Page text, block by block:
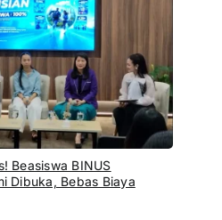
Beasiswa BINUS
Dibuka, Bebas Biaya